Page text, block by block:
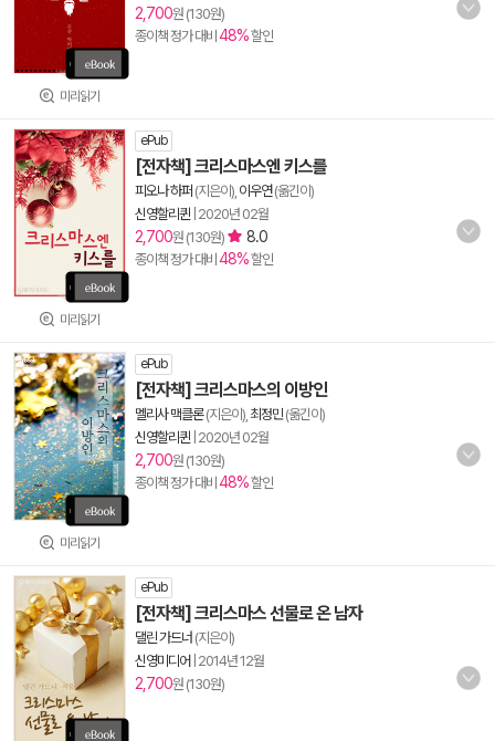
미리읽기
2,700원 (130원)
종이책 정가 대비 48%할인
미리읽기
ePub
[전자책] 크리스마스엔 키스를
피오나 하퍼 (지은이), 이우연(옮긴이)
신영할리퀸 2020년 02월
2,700원 (130원) 8.0
종이책 정가 대비 48%할인
미리읽기
ePub
[전자책] 크리스마스의 이방인
멜리사 맥클론(지은이), 최정민(옮긴이)
신영할리퀸 2020년 02월
2,700원 (130원)
종이책 정가 대비 48%할인
ePub
[전자책] 크리스마스 선물로 온 남자
댈린 가드너 (지은이)
신영미디어 2014년 12월
2,700원 (130원)